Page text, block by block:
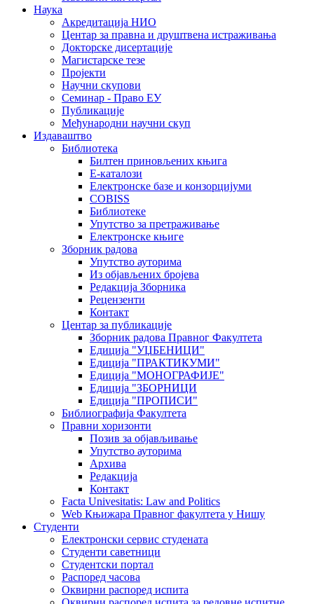
Наука
Акредитација НИО
Центар за правна и друштвена истраживања
Докторске дисертације
Магистарске тезе
Пројекти
Научни скупови
Семинар - Право ЕУ
Публикације
Међународни научни скуп
Издаваштво
Библиотека
Билтен приновљених књига
Е-каталози
Електронске базе и конзорцијуми
COBISS
Библиотеке
Упутство за претраживање
Електронске књиге
Зборник радова
Упутство ауторима
Из објављених бројева
Редакција Зборника
Рецензенти
Контакт
Центар за публикације
Зборник радова Правног Факултета
Едиција "УЏБЕНИЦИ"
Едиција "ПРАКТИКУМИ"
Едиција "МОНОГРАФИЈЕ"
Едиција "ЗБОРНИЦИ
Едиција "ПРОПИСИ"
Библиографија Факултета
Правни хоризонти
Позив за објављивање
Упутство ауторима
Архива
Редакција
Контакт
Facta Univesitatis: Law and Politics
Web Књижара Правног факултета у Нишу
Студенти
Електронски сервис студената
Студенти саветници
Студентски портал
Распоред часова
Оквирни распоред испита